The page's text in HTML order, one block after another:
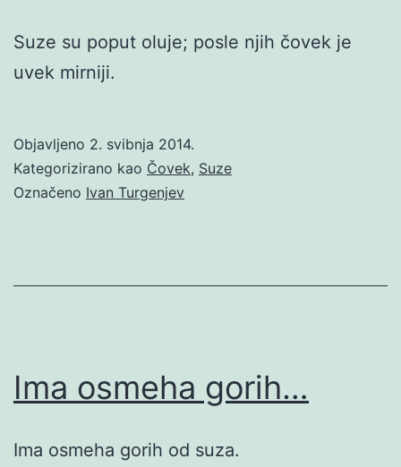
Suze su poput oluje; posle njih čovek je
uvek mirniji.
Objavljeno 2. svibnja 2014.
Kategorizirano kao Čovek, Suze
Označeno Ivan Turgenjev
Ima osmeha gorih…
Ima osmeha gorih od suza.